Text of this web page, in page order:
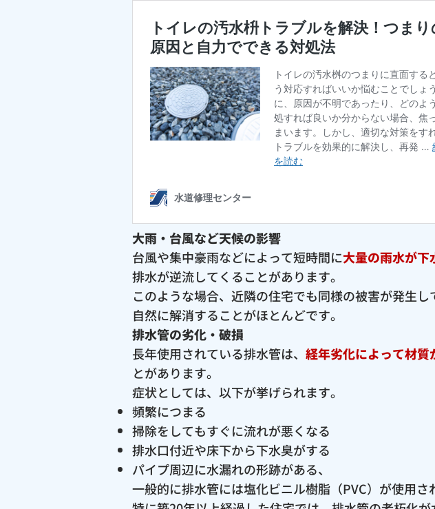
大雨・台風など天候の影響
台風や集中豪雨などによって短時間に大量の雨水が下
排水が逆流してくることがあります。
このような場合、近隣の住宅でも同様の被害が発生
自然に解消することがほとんどです。
排水管の劣化・破損
長年使用されている排水管は、 経年劣化によって材
とがあります。
症状としては、以下が挙げられます。
頻繁につまる
掃除をしてもすぐに流れが悪くなる
排水口付近や床下から下水臭がする
パイプ周辺に水漏れの形跡がある、
一般的に排水管には塩化ビニル樹脂（PVC）が使用